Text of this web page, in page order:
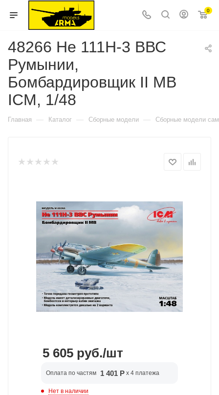
0
48266 He 111H-3 ВВС
Румынии,
Бомбардировщик II МВ
ICM, 1/48
Главная — Каталог — Сборные модели — Сборные модели
5 605 руб./шт
Оплата по частям 1 401 Р x 4 платежа
Нет в наличии